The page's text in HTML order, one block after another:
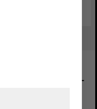
von Sachsen-